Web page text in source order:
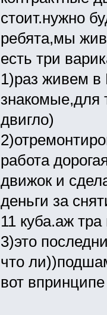
стоит.нужно
ребята,мы
есть три
1)раз живем в
знакомые,для
двигло)
работа
движок и
деньги за
11 куба.аж
3)это
что
вот